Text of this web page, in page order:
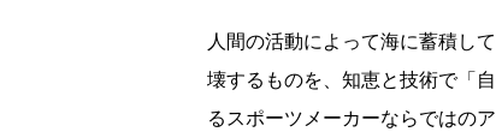
人間の活動によって海に蓄積し
壊するものを、知恵と技術で「
るスポーツメーカーならではの